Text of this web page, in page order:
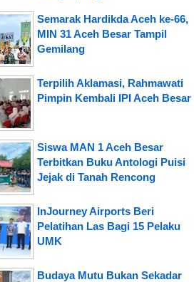
Semarak Hardikda Aceh ke-66,
MIN 31 Aceh Besar Tampil
Gemilang
Terpilih Aklamasi, Rahmawati
Pimpin Kembali IPI Aceh Besar
Siswa MAN 1 Aceh Besar
Terbitkan Buku Antologi Puisi
Jejak di Tanah Rencong
InJourney Airports Beri
Pelatihan Las Bagi 15 Pelaku
UMK
Budaya Mutu Bukan Sekadar